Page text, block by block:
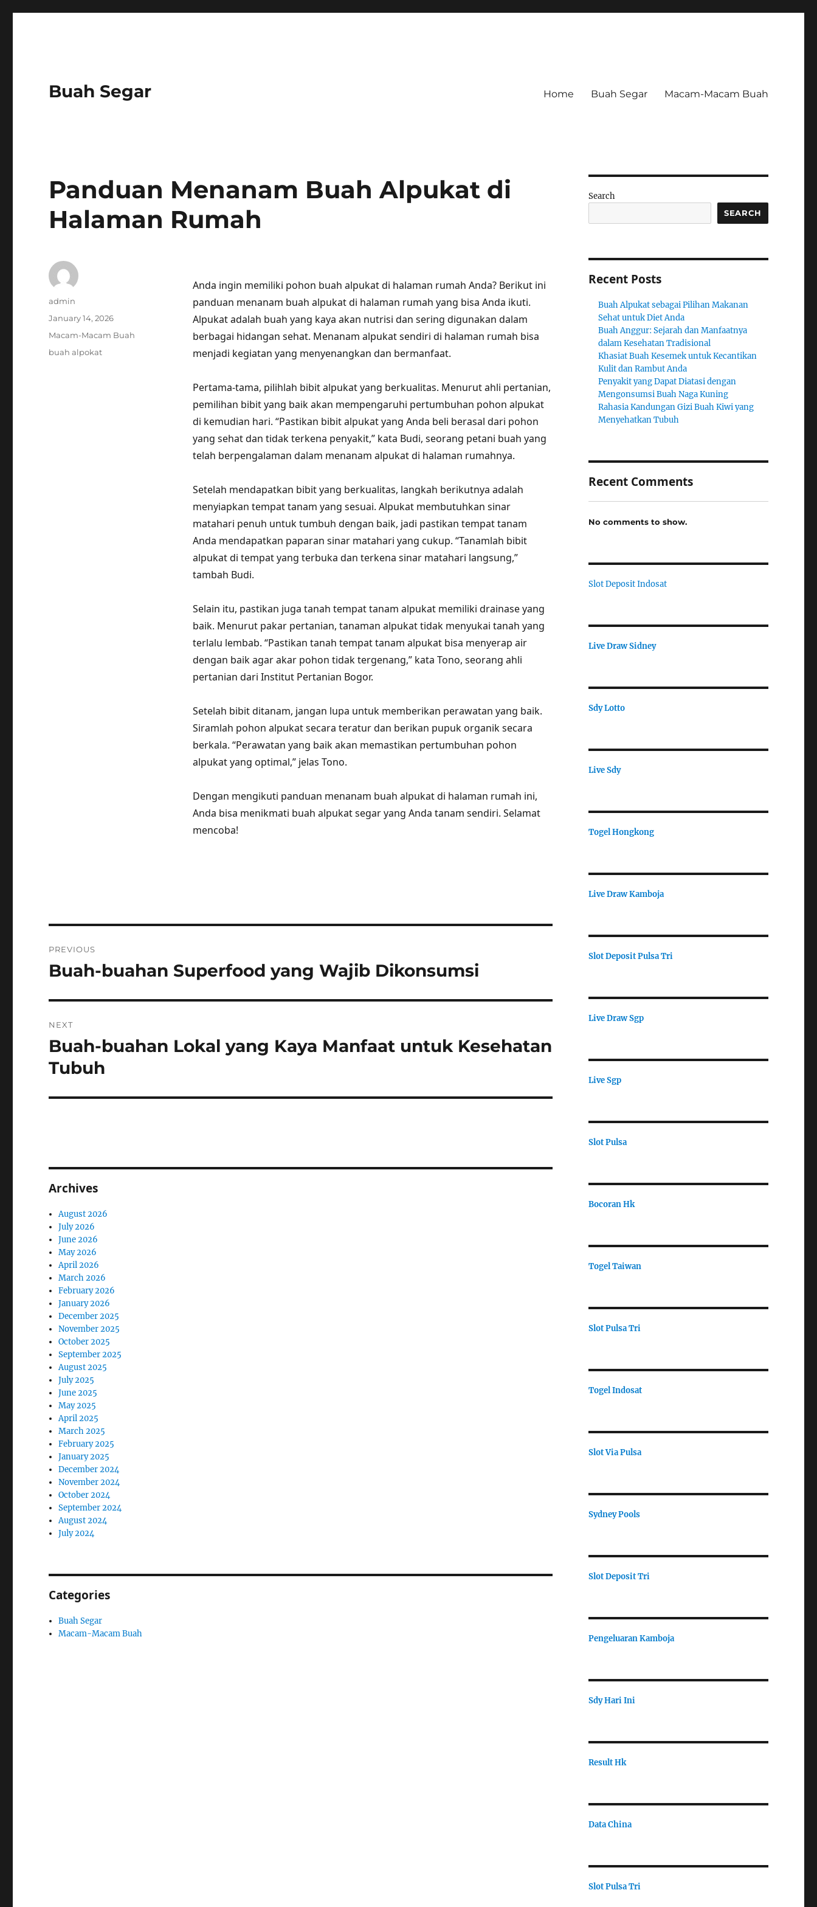
Buah Segar Home Buah Segar Macam-Macam Buah
Panduan Menanam Buah Alpukat di
Halaman Rumah
Anda ingin memiliki pohon buah alpukat di halaman rumah Anda? Berikut ini
panduan menanam buah alpukat di halaman rumah yang bisa Anda ikuti.
Alpukat adalah buah yang kaya akan nutrisi dan sering digunakan dalam
berbagai hidangan sehat. Menanam alpukat sendiri di halaman rumah bisa
menjadi kegiatan yang menyenangkan dan bermanfaat.
Pertama-tama, pilihlah bibit alpukat yang berkualitas. Menurut ahli pertanian,
pemilihan bibit yang baik akan mempengaruhi pertumbuhan pohon alpukat
di kemudian hari. “Pastikan bibit alpukat yang Anda beli berasal dari pohon
yang sehat dan tidak terkena penyakit,” kata Budi, seorang petani buah yang
telah berpengalaman dalam menanam alpukat di halaman rumahnya.
Setelah mendapatkan bibit yang berkualitas, langkah berikutnya adalah
menyiapkan tempat tanam yang sesuai. Alpukat membutuhkan sinar
matahari penuh untuk tumbuh dengan baik, jadi pastikan tempat tanam
Anda mendapatkan paparan sinar matahari yang cukup. “Tanamlah bibit
alpukat di tempat yang terbuka dan terkena sinar matahari langsung,”
tambah Budi.
Selain itu, pastikan juga tanah tempat tanam alpukat memiliki drainase yang
baik. Menurut pakar pertanian, tanaman alpukat tidak menyukai tanah yang
terlalu lembab. “Pastikan tanah tempat tanam alpukat bisa menyerap air
dengan baik agar akar pohon tidak tergenang,” kata Tono, seorang ahli
pertanian dari Institut Pertanian Bogor.
Setelah bibit ditanam, jangan lupa untuk memberikan perawatan yang baik.
Siramlah pohon alpukat secara teratur dan berikan pupuk organik secara
berkala. “Perawatan yang baik akan memastikan pertumbuhan pohon
alpukat yang optimal,” jelas Tono.
Dengan mengikuti panduan menanam buah alpukat di halaman rumah ini,
Anda bisa menikmati buah alpukat segar yang Anda tanam sendiri. Selamat
mencoba!
Author
admin
Posted
January 14, 2026
Categories
Macam-Macam Buah
Tags
buah alpokat
navigation
PREVIOUS
Previous
Buah-buahan Superfood yang Wajib Dikonsumsi
NEXT
Next
post:
Buah-buahan Lokal yang Kaya Manfaat untuk Kesehatan
Tubuh
Archives
August 2026
July 2026
June 2026
May 2026
April 2026
March 2026
February 2026
January 2026
December 2025
November 2025
October 2025
September 2025
August 2025
July 2025
June 2025
May 2025
April 2025
March 2025
February 2025
January 2025
December 2024
November 2024
October 2024
September 2024
August 2024
July 2024
Categories
Buah Segar
Macam-Macam Buah
Search
SEARCH
Recent Posts
Buah Alpukat sebagai Pilihan Makanan
Sehat untuk Diet Anda
Buah Anggur: Sejarah dan Manfaatnya
dalam Kesehatan Tradisional
Khasiat Buah Kesemek untuk Kecantikan
Kulit dan Rambut Anda
Penyakit yang Dapat Diatasi dengan
Mengonsumsi Buah Naga Kuning
Rahasia Kandungan Gizi Buah Kiwi yang
Menyehatkan Tubuh
Recent Comments
No comments to show.
Slot Deposit Indosat
Live Draw Sidney
Sdy Lotto
Live Sdy
Togel Hongkong
Live Draw Kamboja
Slot Deposit Pulsa Tri
Live Draw Sgp
Live Sgp
Slot Pulsa
Bocoran Hk
Togel Taiwan
Slot Pulsa Tri
Togel Indosat
Slot Via Pulsa
Sydney Pools
Slot Deposit Tri
Pengeluaran Kamboja
Sdy Hari Ini
Result Hk
Data China
Slot Pulsa Tri